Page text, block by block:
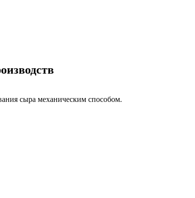
сыра механическим способом.